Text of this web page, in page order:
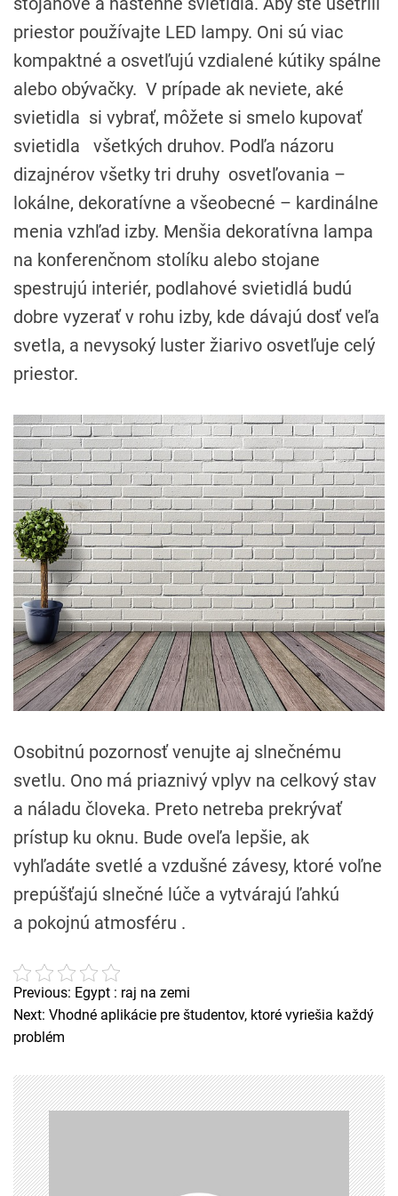
priestor používajte LED lampy. Oni sú viac
kompaktné a osvetľujú vzdialené kútiky spálne
alebo obývačky. V prípade ak neviete, aké
svietidla si vybrať, môžete si smelo kupovať
svietidla všetkých druhov. Podľa názoru
dizajnérov všetky tri druhy osvetľovania –
lokálne, dekoratívne a všeobecné – kardinálne
menia vzhľad izby. Menšia dekoratívna lampa
na konferenčnom stolíku alebo stojane
spestrujú interiér, podlahové svietidlá budú
dobre vyzerať v rohu izby, kde dávajú dosť veľa
svetla, a nevysoký luster žiarivo osvetľuje celý
priestor.
Osobitnú pozornosť venujte aj slnečnému
svetlu. Ono má priaznivý vplyv na celkový stav
a náladu človeka. Preto netreba prekrývať
prístup ku oknu. Bude oveľa lepšie, ak
vyhľadáte svetlé a vzdušné závesy, ktoré voľne
prepúšťajú slnečné lúče a vytvárajú ľahkú
a pokojnú atmosféru .
N
a
i
g
a
Previous: Egypt : raj na zemi
Next: Vhodné aplikácie pre študentov, ktoré vyriešia každý
problém